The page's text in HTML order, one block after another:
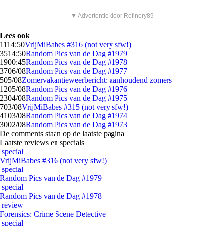
▼ Advertentie door Refinery89
Lees ook
1114:50VrijMiBabes #316 (not very sfw!)
3514:50Random Pics van de Dag #1979
1900:45Random Pics van de Dag #1978
3706/08Random Pics van de Dag #1977
505/08Zomervakantieweerbericht: aanhoudend zomers
1205/08Random Pics van de Dag #1976
2304/08Random Pics van de Dag #1975
703/08VrijMiBabes #315 (not very sfw!)
4103/08Random Pics van de Dag #1974
3002/08Random Pics van de Dag #1973
De comments staan op de laatste pagina
Laatste reviews en specials
special
VrijMiBabes #316 (not very sfw!)
special
Random Pics van de Dag #1979
special
Random Pics van de Dag #1978
review
Forensics: Crime Scene Detective
special